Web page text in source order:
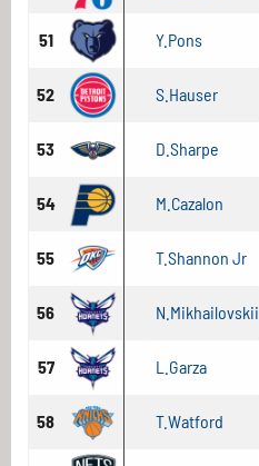
51 Y.Pons
52 S.Hauser
53 D.Sharpe
54 M.Cazalon
55 T.Shannon Jr
56 N.Mikhailovskii
57 L.Garza
58 T.Watford